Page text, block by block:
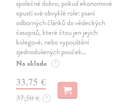
společné dobro, pokud ekonomové
opustí své obvyklé role: psaní
odborných článků do vědeckých
časopisů, které čtou jen jejich
kolegové, nebo vypouštění
zjednodušených pouček…
Na sklade ?
33,75 €
37,50 € ?